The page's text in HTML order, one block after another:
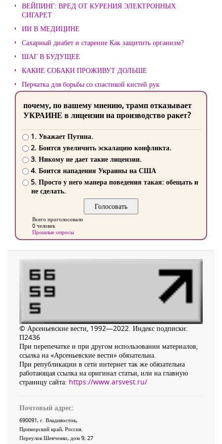
ВЕЙПИНГ: ВРЕД ОТ КУРЕНИЯ ЭЛЕКТРОННЫХ
СИГАРЕТ
ИИ В МЕДИЦИНЕ
Сахарный диабет и старение Как защитить организм?
ШАГ В БУДУЩЕЕ
КАКИЕ СОБАКИ ПРОЖИВУТ ДОЛЬШЕ
Перчатка для борьбы со спастикой кистей рук
почему, по вашему мнению, трамп отказывает
УКРАИНЕ в лицензии на производство ракет?
1. Уважает Путина.
2. Боится увеличить эскалацию конфликта.
3. Никому не дает такие лицензии.
4. Боится нападения Украины на США
5. Просто у него манера поведения такая: обещать и
не сделать.
Всего проголосовало
0 человек
Прошлые опросы
© Арсеньевские вести, 1992—2022. Индекс подписки:
П2436
При перепечатке и при другом использовании материалов,
ссылка на «Арсеньевские вести» обязательна.
При републикации в сети интернет так же обязательна
работающая ссылка на оригинал статьи, или на главную
страницу сайта: https://www.arsvest.ru/
Почтовый адрес:
690091, г. Владивосток,
Приморский край, Россия
Переулок Шевченко, дом 9, 27